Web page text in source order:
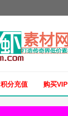
积分充值 购买VIP